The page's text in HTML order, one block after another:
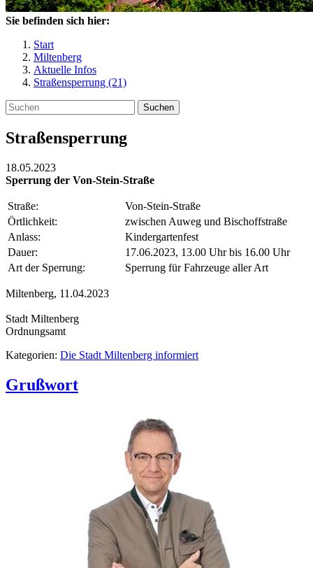
Sie befinden sich hier:
Start
Miltenberg
Aktuelle Infos
Straßensperrung (21)
Suchen
Straßensperrung
18.05.2023
Sperrung der Von-Stein-Straße
Straße:
Von-Stein-Straße
Örtlichkeit:
zwischen Auweg und Bischoffstraße
Anlass:
Kindergartenfest
Dauer:
17.06.2023, 13.00 Uhr bis 16.00 Uhr
Art der Sperrung:
Sperrung für Fahrzeuge aller Art
Miltenberg, 11.04.2023
Stadt Miltenberg
Ordnungsamt
Kategorien: Die Stadt Miltenberg informiert
Grußwort